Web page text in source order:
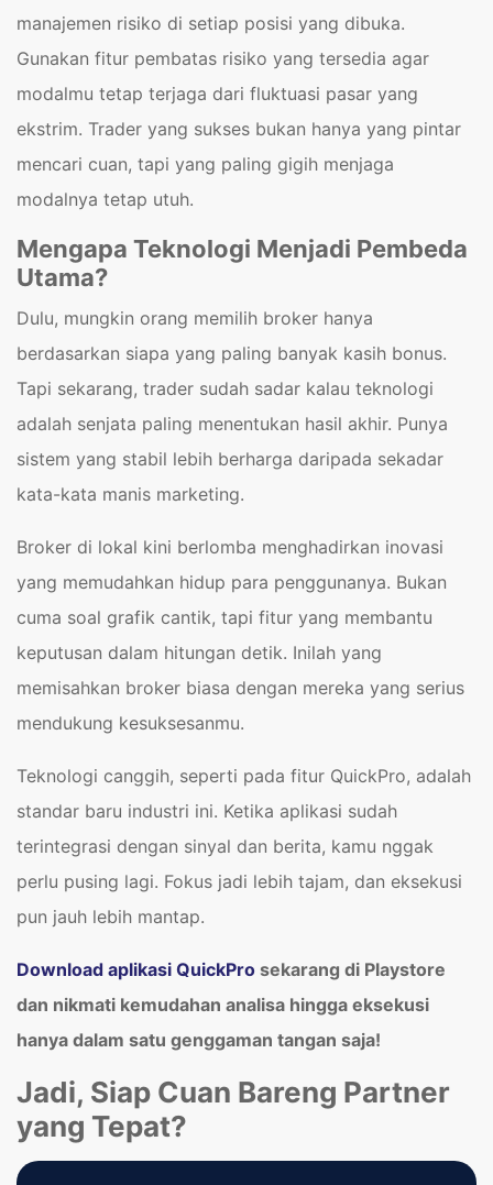
manajemen risiko di setiap posisi yang dibuka.
Gunakan fitur pembatas risiko yang tersedia agar
modalmu tetap terjaga dari fluktuasi pasar yang
ekstrim. Trader yang sukses bukan hanya yang pintar
mencari cuan, tapi yang paling gigih menjaga
modalnya tetap utuh.
Mengapa Teknologi Menjadi Pembeda
Utama?
Dulu, mungkin orang memilih broker hanya
berdasarkan siapa yang paling banyak kasih bonus.
Tapi sekarang, trader sudah sadar kalau teknologi
adalah senjata paling menentukan hasil akhir. Punya
sistem yang stabil lebih berharga daripada sekadar
kata-kata manis marketing.
Broker di lokal kini berlomba menghadirkan inovasi
yang memudahkan hidup para penggunanya. Bukan
cuma soal grafik cantik, tapi fitur yang membantu
keputusan dalam hitungan detik. Inilah yang
memisahkan broker biasa dengan mereka yang serius
mendukung kesuksesanmu.
Teknologi canggih, seperti pada fitur QuickPro, adalah
standar baru industri ini. Ketika aplikasi sudah
terintegrasi dengan sinyal dan berita, kamu nggak
perlu pusing lagi. Fokus jadi lebih tajam, dan eksekusi
pun jauh lebih mantap.
Download aplikasi QuickPro sekarang di Playstore
dan nikmati kemudahan analisa hingga eksekusi
hanya dalam satu genggaman tangan saja!
Jadi, Siap Cuan Bareng Partner
yang Tepat?